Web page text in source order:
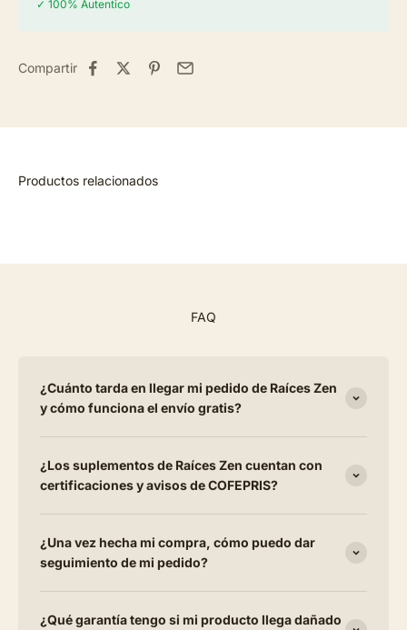
✓ 100% Autentico
Compartir
FAQ
¿Cuánto tarda en llegar mi pedido de Raíces Zen
y cómo funciona el envío gratis?
¿Los suplementos de Raíces Zen cuentan con
certificaciones y avisos de COFEPRIS?
¿Una vez hecha mi compra, cómo puedo dar
seguimiento de mi pedido?
¿Qué garantía tengo si mi producto llega dañado